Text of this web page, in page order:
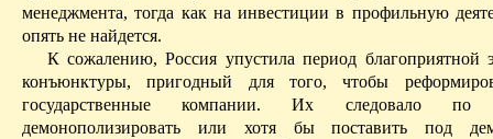
менеджмента, тогда как на инвестиции в профильную
опять не найдется.
К сожалению, Россия упустила период благоприятной
конъюнктуры, пригодный для того, чтобы
государственные компании. Их следовало по
демонополизировать или хотя бы поставить под